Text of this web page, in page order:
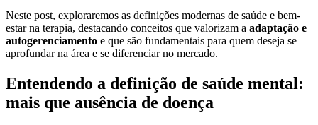
Neste post, exploraremos as definições modernas de saúde e bem-
estar na terapia, destacando conceitos que valorizam a adaptação e
autogerenciamento e que são fundamentais para quem deseja se
aprofundar na área e se diferenciar no mercado.
Entendendo a definição de saúde mental:
mais que ausência de doença